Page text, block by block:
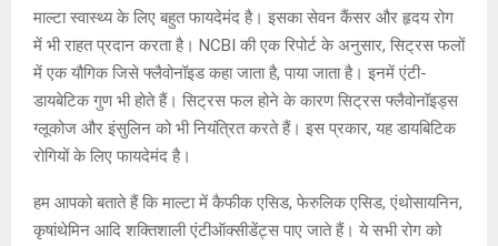
माल्टा स्वास्थ्य के लिए बहुत फायदेमंद है। इसका सेवन कैंसर और हृदय रोग
में भी राहत प्रदान करता है। NCBI की एक रिपोर्ट के अनुसार, सिट्रस फलों
में एक यौगिक जिसे फ्लैवोनॉइड कहा जाता है, पाया जाता है। इनमें एंटी-
डायबेटिक गुण भी होते हैं। सिट्रस फल होने के कारण सिट्रस फ्लैवोनॉइड्स
ग्लूकोज और इंसुलिन को भी नियंत्रित करते हैं। इस प्रकार, यह डायबिटिक
रोगियों के लिए फायदेमंद है।
हम आपको बताते हैं कि माल्टा में कैफीक एसिड, फेरुलिक एसिड, एंथोसायनिन,
कृषांथेमिन आदि शक्तिशाली एंटीऑक्सीडेंट्स पाए जाते हैं। ये सभी रोग को